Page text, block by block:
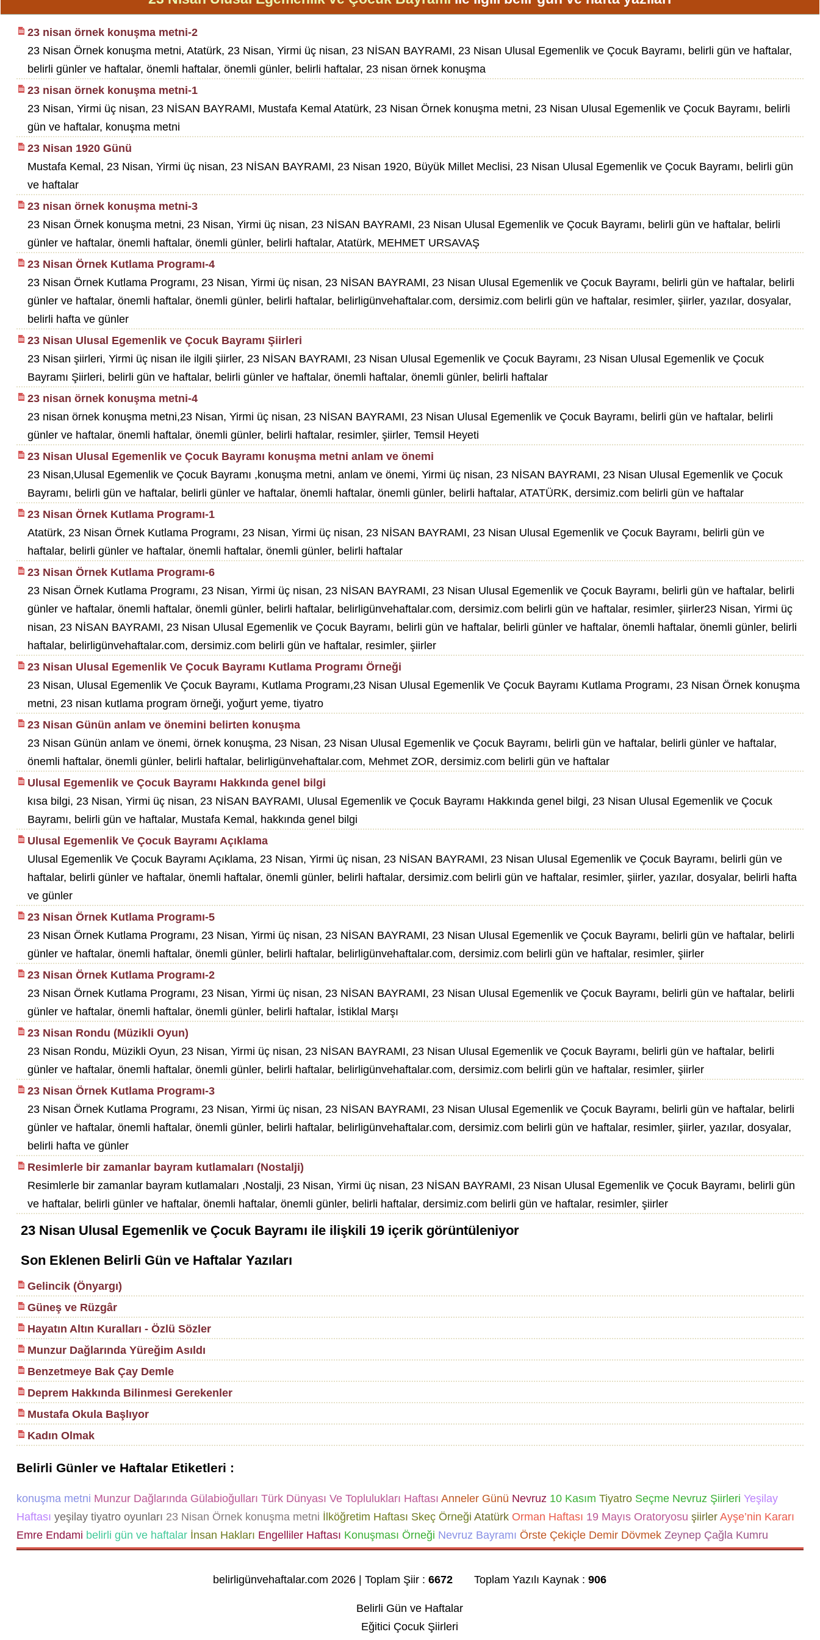
23 nisan örnek konuşma metni-2
23 Nisan Örnek konuşma metni, Atatürk, 23 Nisan, Yirmi üç nisan, 23 NİSAN BAYRAMI, 23 Nisan Ulusal Egemenlik ve Çocuk Bayramı, belirli gün ve haftalar,
belirli günler ve haftalar, önemli haftalar, önemli günler, belirli haftalar, 23 nisan örnek konuşma
23 nisan örnek konuşma metni-1
23 Nisan, Yirmi üç nisan, 23 NİSAN BAYRAMI, Mustafa Kemal Atatürk, 23 Nisan Örnek konuşma metni, 23 Nisan Ulusal Egemenlik ve Çocuk Bayramı, belirli
gün ve haftalar, konuşma metni
23 Nisan 1920 Günü
Mustafa Kemal, 23 Nisan, Yirmi üç nisan, 23 NİSAN BAYRAMI, 23 Nisan 1920, Büyük Millet Meclisi, 23 Nisan Ulusal Egemenlik ve Çocuk Bayramı, belirli gün
ve haftalar
23 nisan örnek konuşma metni-3
23 Nisan Örnek konuşma metni, 23 Nisan, Yirmi üç nisan, 23 NİSAN BAYRAMI, 23 Nisan Ulusal Egemenlik ve Çocuk Bayramı, belirli gün ve haftalar, belirli
günler ve haftalar, önemli haftalar, önemli günler, belirli haftalar, Atatürk, MEHMET URSAVAŞ
23 Nisan Örnek Kutlama Programı-4
23 Nisan Örnek Kutlama Programı, 23 Nisan, Yirmi üç nisan, 23 NİSAN BAYRAMI, 23 Nisan Ulusal Egemenlik ve Çocuk Bayramı, belirli gün ve haftalar, belirli
günler ve haftalar, önemli haftalar, önemli günler, belirli haftalar, belirligünvehaftalar.com, dersimiz.com belirli gün ve haftalar, resimler, şiirler, yazılar, dosyalar,
belirli hafta ve günler
23 Nisan Ulusal Egemenlik ve Çocuk Bayramı Şiirleri
23 Nisan şiirleri, Yirmi üç nisan ile ilgili şiirler, 23 NİSAN BAYRAMI, 23 Nisan Ulusal Egemenlik ve Çocuk Bayramı, 23 Nisan Ulusal Egemenlik ve Çocuk
Bayramı Şiirleri, belirli gün ve haftalar, belirli günler ve haftalar, önemli haftalar, önemli günler, belirli haftalar
23 nisan örnek konuşma metni-4
23 nisan örnek konuşma metni,23 Nisan, Yirmi üç nisan, 23 NİSAN BAYRAMI, 23 Nisan Ulusal Egemenlik ve Çocuk Bayramı, belirli gün ve haftalar, belirli
günler ve haftalar, önemli haftalar, önemli günler, belirli haftalar, resimler, şiirler, Temsil Heyeti
23 Nisan Ulusal Egemenlik ve Çocuk Bayramı konuşma metni anlam ve önemi
23 Nisan,Ulusal Egemenlik ve Çocuk Bayramı ,konuşma metni, anlam ve önemi, Yirmi üç nisan, 23 NİSAN BAYRAMI, 23 Nisan Ulusal Egemenlik ve Çocuk
Bayramı, belirli gün ve haftalar, belirli günler ve haftalar, önemli haftalar, önemli günler, belirli haftalar, ATATÜRK, dersimiz.com belirli gün ve haftalar
23 Nisan Örnek Kutlama Programı-1
Atatürk, 23 Nisan Örnek Kutlama Programı, 23 Nisan, Yirmi üç nisan, 23 NİSAN BAYRAMI, 23 Nisan Ulusal Egemenlik ve Çocuk Bayramı, belirli gün ve
haftalar, belirli günler ve haftalar, önemli haftalar, önemli günler, belirli haftalar
23 Nisan Örnek Kutlama Programı-6
23 Nisan Örnek Kutlama Programı, 23 Nisan, Yirmi üç nisan, 23 NİSAN BAYRAMI, 23 Nisan Ulusal Egemenlik ve Çocuk Bayramı, belirli gün ve haftalar, belirli
günler ve haftalar, önemli haftalar, önemli günler, belirli haftalar, belirligünvehaftalar.com, dersimiz.com belirli gün ve haftalar, resimler, şiirler23 Nisan, Yirmi üç
nisan, 23 NİSAN BAYRAMI, 23 Nisan Ulusal Egemenlik ve Çocuk Bayramı, belirli gün ve haftalar, belirli günler ve haftalar, önemli haftalar, önemli günler, belirli
haftalar, belirligünvehaftalar.com, dersimiz.com belirli gün ve haftalar, resimler, şiirler
23 Nisan Ulusal Egemenlik Ve Çocuk Bayramı Kutlama Programı Örneği
23 Nisan, Ulusal Egemenlik Ve Çocuk Bayramı, Kutlama Programı,23 Nisan Ulusal Egemenlik Ve Çocuk Bayramı Kutlama Programı, 23 Nisan Örnek konuşma
metni, 23 nisan kutlama program örneği, yoğurt yeme, tiyatro
23 Nisan Günün anlam ve önemini belirten konuşma
23 Nisan Günün anlam ve önemi, örnek konuşma, 23 Nisan, 23 Nisan Ulusal Egemenlik ve Çocuk Bayramı, belirli gün ve haftalar, belirli günler ve haftalar,
önemli haftalar, önemli günler, belirli haftalar, belirligünvehaftalar.com, Mehmet ZOR, dersimiz.com belirli gün ve haftalar
Ulusal Egemenlik ve Çocuk Bayramı Hakkında genel bilgi
kısa bilgi, 23 Nisan, Yirmi üç nisan, 23 NİSAN BAYRAMI, Ulusal Egemenlik ve Çocuk Bayramı Hakkında genel bilgi, 23 Nisan Ulusal Egemenlik ve Çocuk
Bayramı, belirli gün ve haftalar, Mustafa Kemal, hakkında genel bilgi
Ulusal Egemenlik Ve Çocuk Bayramı Açıklama
Ulusal Egemenlik Ve Çocuk Bayramı Açıklama, 23 Nisan, Yirmi üç nisan, 23 NİSAN BAYRAMI, 23 Nisan Ulusal Egemenlik ve Çocuk Bayramı, belirli gün ve
haftalar, belirli günler ve haftalar, önemli haftalar, önemli günler, belirli haftalar, dersimiz.com belirli gün ve haftalar, resimler, şiirler, yazılar, dosyalar, belirli hafta
ve günler
23 Nisan Örnek Kutlama Programı-5
23 Nisan Örnek Kutlama Programı, 23 Nisan, Yirmi üç nisan, 23 NİSAN BAYRAMI, 23 Nisan Ulusal Egemenlik ve Çocuk Bayramı, belirli gün ve haftalar, belirli
günler ve haftalar, önemli haftalar, önemli günler, belirli haftalar, belirligünvehaftalar.com, dersimiz.com belirli gün ve haftalar, resimler, şiirler
23 Nisan Örnek Kutlama Programı-2
23 Nisan Örnek Kutlama Programı, 23 Nisan, Yirmi üç nisan, 23 NİSAN BAYRAMI, 23 Nisan Ulusal Egemenlik ve Çocuk Bayramı, belirli gün ve haftalar, belirli
günler ve haftalar, önemli haftalar, önemli günler, belirli haftalar, İstiklal Marşı
23 Nisan Rondu (Müzikli Oyun)
23 Nisan Rondu, Müzikli Oyun, 23 Nisan, Yirmi üç nisan, 23 NİSAN BAYRAMI, 23 Nisan Ulusal Egemenlik ve Çocuk Bayramı, belirli gün ve haftalar, belirli
günler ve haftalar, önemli haftalar, önemli günler, belirli haftalar, belirligünvehaftalar.com, dersimiz.com belirli gün ve haftalar, resimler, şiirler
23 Nisan Örnek Kutlama Programı-3
23 Nisan Örnek Kutlama Programı, 23 Nisan, Yirmi üç nisan, 23 NİSAN BAYRAMI, 23 Nisan Ulusal Egemenlik ve Çocuk Bayramı, belirli gün ve haftalar, belirli
günler ve haftalar, önemli haftalar, önemli günler, belirli haftalar, belirligünvehaftalar.com, dersimiz.com belirli gün ve haftalar, resimler, şiirler, yazılar, dosyalar,
belirli hafta ve günler
Resimlerle bir zamanlar bayram kutlamaları (Nostalji)
Resimlerle bir zamanlar bayram kutlamaları ,Nostalji, 23 Nisan, Yirmi üç nisan, 23 NİSAN BAYRAMI, 23 Nisan Ulusal Egemenlik ve Çocuk Bayramı, belirli gün
ve haftalar, belirli günler ve haftalar, önemli haftalar, önemli günler, belirli haftalar, dersimiz.com belirli gün ve haftalar, resimler, şiirler
23 Nisan Ulusal Egemenlik ve Çocuk Bayramı ile ilişkili 19içerik görüntüleniyor
Son Eklenen Belirli Gün ve Haftalar Yazıları
Gelincik (Önyargı)
Güneş ve Rüzgâr
Hayatın Altın Kuralları - Özlü Sözler
Munzur Dağlarında Yüreğim Asıldı
Benzetmeye Bak Çay Demle
Deprem Hakkında Bilinmesi Gerekenler
Mustafa Okula Başlıyor
Kadın Olmak
Belirli Günler ve Haftalar Etiketleri :
konuşma metni Munzur Dağlarında Gülabioğulları Türk Dünyası Ve Toplulukları Haftası Anneler Günü Nevruz10 Kasım TiyatroSeçme Nevruz Şiirleri Yeşilay
Haftası yeşilay tiyatro oyunları 23 Nisan Örnek konuşma metni İlköğretim Haftası Skeç Örneği AtatürkOrman Haftası 19 Mayıs Oratoryosu şiirlerAyşe’nin Kararı
Emre Endami belirli gün ve haftalarİnsan Hakları Engelliler Haftası Konuşması Örneği Nevruz Bayramı Örste Çekiçle Demir DövmekZeynep Çağla Kumru
belirligünvehaftalar.com 2026 | Toplam Şiir :6672 Toplam Yazılı Kaynak :906
Belirli Gün ve Haftalar
Eğitici Çocuk Şiirleri